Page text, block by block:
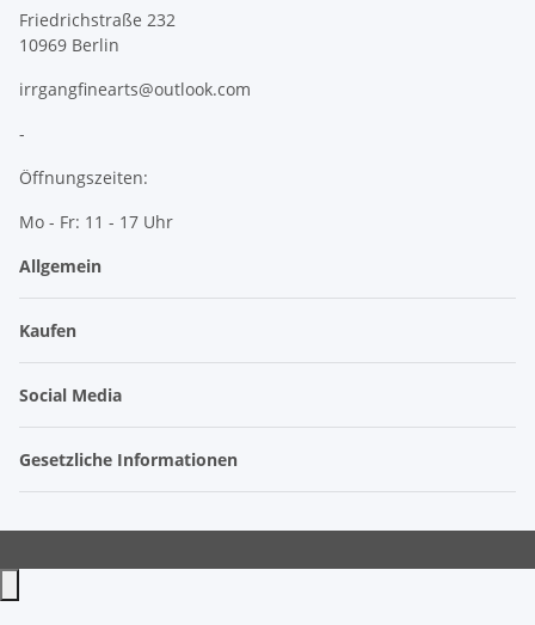
Friedrichstraße 232
10969 Berlin
irrgangfinearts@outlook.com
-
Öffnungszeiten:
Mo - Fr: 11 - 17 Uhr
Allgemein
Kaufen
Social Media
Gesetzliche Informationen